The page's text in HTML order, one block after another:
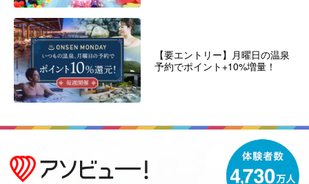
【要エントリー】月曜日の温泉
予約でポイント+10%増量！